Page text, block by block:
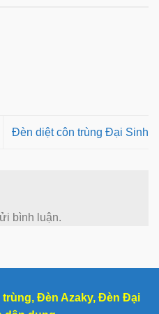
Đèn diệt côn trùng Đại Sinh
bình luận.
trùng, Đèn Azaky, Đèn Đại